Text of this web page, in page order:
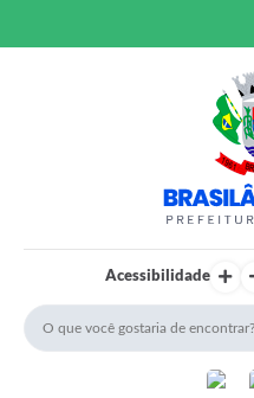
Acessibilidade